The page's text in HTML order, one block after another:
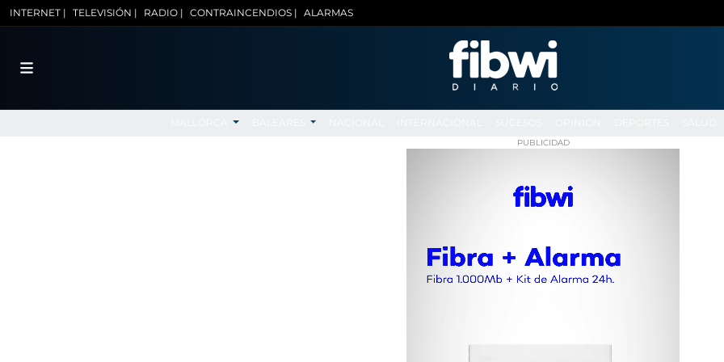
INTERNET | TELEVISIÓN | RADIO | CONTRAINCENDIOS | ALARMAS